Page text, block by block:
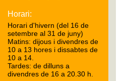
Horari:
Horari d'hivern (del 16 de
setembre al 31 de juny)
Matins: dijous i divendres de
10 a 13 hores i dissabtes de
10 a 14.
Tardes: de dilluns a
divendres de 16 a 20.30 h.